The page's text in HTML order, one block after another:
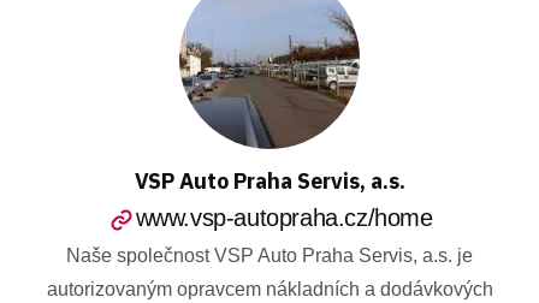
VSP Auto Praha Servis, a.s.
www.vsp-autopraha.cz/home
Naše společnost VSP Auto Praha Servis, a.s. je
autorizovaným opravcem nákladních a dodávkových